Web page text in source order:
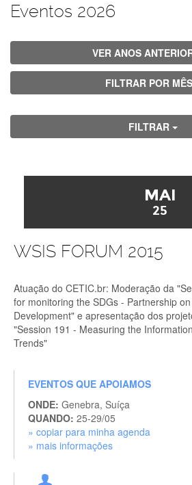
Eventos 2026
VER ANOS
FILTRAR POR MÊS
FILTRAR
MAI
25
WSIS FORUM 2015
Atuação do CETIC.br: Moderação da
for monitoring the SDGs - Partnership
Development" e apresentação dos
"Session 191 - Measuring the
Trends"
EVENTOS QUE APOIAMOS
ONDE: Genebra, Suíça
QUANDO: 25-29/05
» copiar para minha agenda
» mais informações